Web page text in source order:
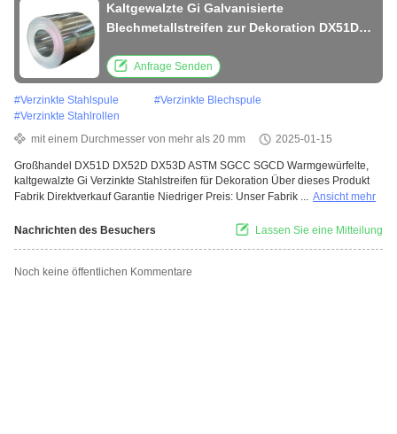
Kaltgewalzte Gi Galvanisierte
Blechmetallstreifen zur Dekoration DX51D
Anfrage Senden
#Verzinkte Stahlspule #Verzinkte Blechspule
#Verzinkte Stahlrollen
mit einem Durchmesser von mehr als 20 mm
2025-01-15
Großhandel DX51D DX52D DX53D ASTM SGCC SGCD Warmgewürfelte,
kaltgewalzte Gi Verzinkte Stahlstreifen für Dekoration Über dieses Produkt
Fabrik Direktverkauf Garantie Niedriger Preis: Unser Fabrik ... Ansicht mehr
Nachrichten des Besuchers Lassen Sie eine Mitteilung
Noch keine öffentlichen Kommentare